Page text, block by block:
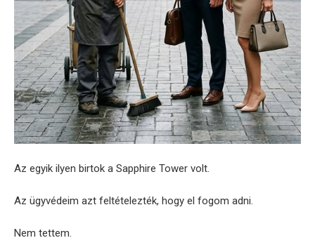
Az egyik ilyen birtok a Sapphire Tower volt.
Az ügyvédeim azt feltételezték, hogy el fogom adni.
Nem tettem.